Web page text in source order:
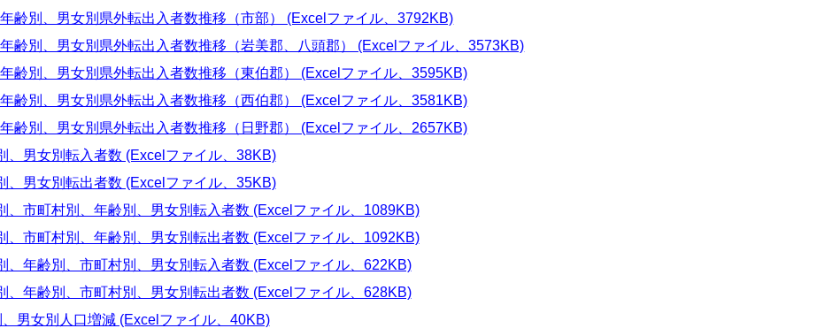
齢別、男女別県外転出入者数推移（市部） (Excelファイル、3792KB)
齢別、男女別県外転出入者数推移（岩美郡、八頭郡） (Excelファイル、3573KB)
齢別、男女別県外転出入者数推移（東伯郡） (Excelファイル、3595KB)
齢別、男女別県外転出入者数推移（西伯郡） (Excelファイル、3581KB)
齢別、男女別県外転出入者数推移（日野郡） (Excelファイル、2657KB)
、男女別転入者数 (Excelファイル、38KB)
、男女別転出者数 (Excelファイル、35KB)
、市町村別、年齢別、男女別転入者数 (Excelファイル、1089KB)
、市町村別、年齢別、男女別転出者数 (Excelファイル、1092KB)
、年齢別、市町村別、男女別転入者数 (Excelファイル、622KB)
、年齢別、市町村別、男女別転出者数 (Excelファイル、628KB)
男女別人口増減 (Excelファイル、40KB)